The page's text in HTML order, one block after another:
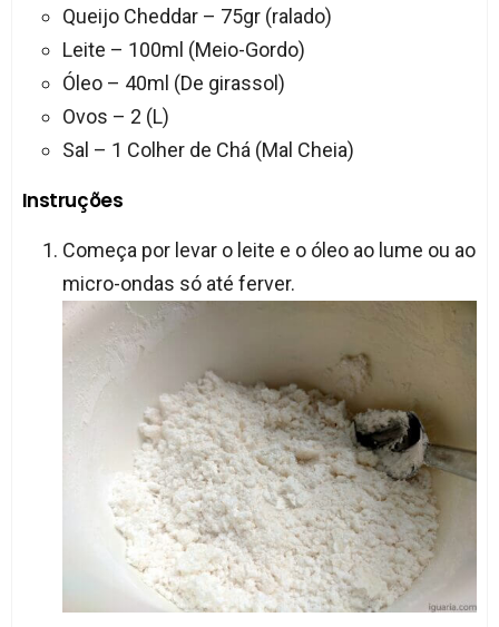
Queijo Cheddar – 75gr (ralado)
Leite – 100ml (Meio-Gordo)
Óleo – 40ml (De girassol)
Ovos – 2 (L)
Sal – 1 Colher de Chá (Mal Cheia)
Instruções
Começa por levar o leite e o óleo ao lume ou ao
micro-ondas só até ferver.